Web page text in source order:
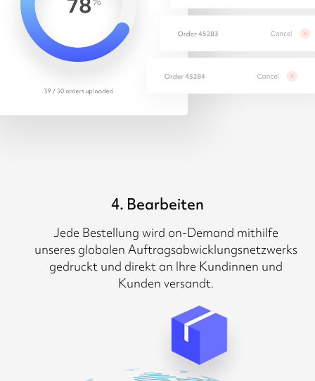
4. Bearbeiten
Jede Bestellung wird on-Demand mithilfe
unseres globalen Auftragsabwicklungsnetzwerks
gedruckt und direkt an Ihre Kundinnen und
Kunden versandt.